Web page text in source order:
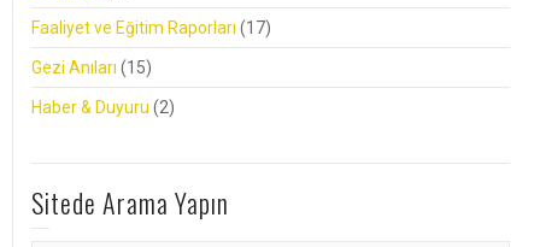
Faaliyet ve Eğitim Raporları (17)
Gezi Anıları (15)
Haber & Duyuru (2)
Sitede Arama Yapın